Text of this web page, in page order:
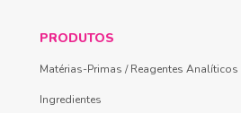
PRODUTOS
Matérias-Primas / Reagentes Analíticos
Ingredientes